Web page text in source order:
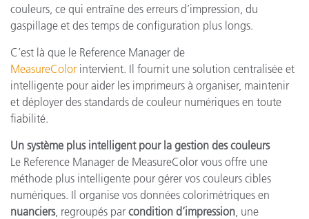
couleurs, ce qui entraîne des erreurs d’impression, du
gaspillage et des temps de configuration plus longs.
C’est là que le Reference Manager de
MeasureColor intervient. Il fournit une solution centralisée et
intelligente pour aider les imprimeurs à organiser, maintenir
et déployer des standards de couleur numériques en toute
fiabilité.
Un système plus intelligent pour la gestion des couleurs
Le Reference Manager de MeasureColor vous offre une
méthode plus intelligente pour gérer vos couleurs cibles
numériques. Il organise vos données colorimétriques en
nuanciers, regroupés par condition d’impression, une